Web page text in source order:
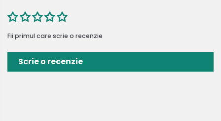
Fii primul care scrie o recenzie
Scrie o recenzie